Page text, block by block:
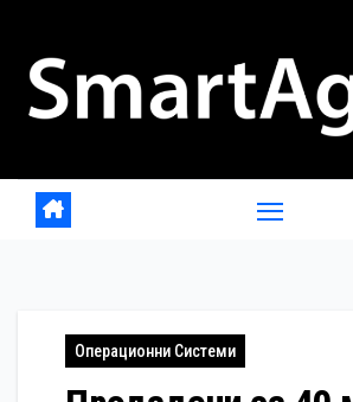
content
Операционни Системи